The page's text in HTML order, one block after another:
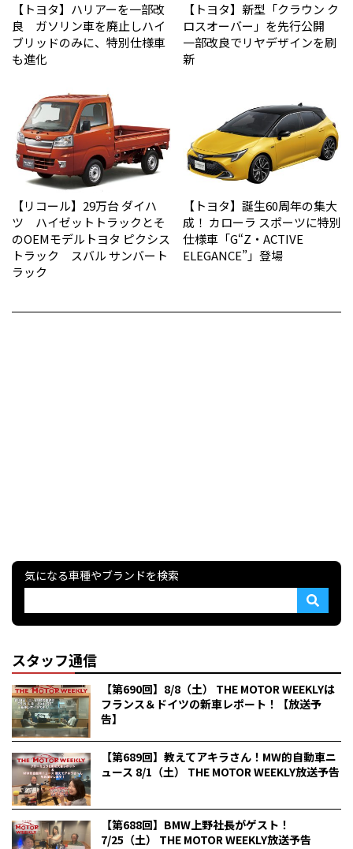
【トヨタ】ハリアーを一部改
良 ガソリン車を廃止しハイ
ブリッドのみに、特別仕様車
も進化
【トヨタ】新型「クラウン ク
ロスオーバー」を先行公開
一部改良でリヤデザインを刷
新
【リコール】29万台 ダイハ
ツ ハイゼットトラックとそ
のOEMモデルトヨタ ピクシス
トラック スバル サンバート
ラック
【トヨタ】誕生60周年の集大
成！ カローラ スポーツに特別
仕様車「G“Z・ACTIVE
ELEGANCE”」登場
気になる車種やブランドを検索
スタッフ通信
【第690回】8/8（土） THE MOTOR WEEKLYは
フランス＆ドイツの新車レポート！【放送予
告】
【第689回】教えてアキラさん！MW的自動車ニ
ュース 8/1（土） THE MOTOR WEEKLY放送予告
【第688回】BMW上野社長がゲスト！
7/25（土） THE MOTOR WEEKLY放送予告